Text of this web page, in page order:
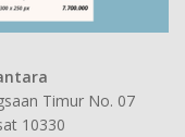
Timur No. 07
10330